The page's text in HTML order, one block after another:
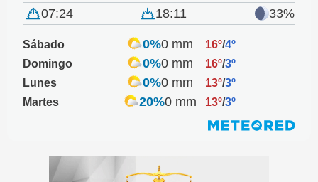
07:24 18:11 33%
Sábado 0%0 mm 16º/4º
Domingo
0%0 mm 16º/3º
Lunes
0%0 mm 13º/3º
Martes
20%0 mm 13º/3º